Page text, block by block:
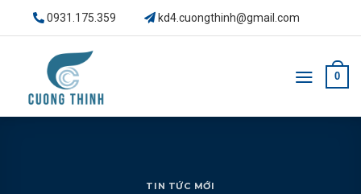
0931.175.359 kd4.cuongthinh@gmail.com
0
TIN TỨC MỚI